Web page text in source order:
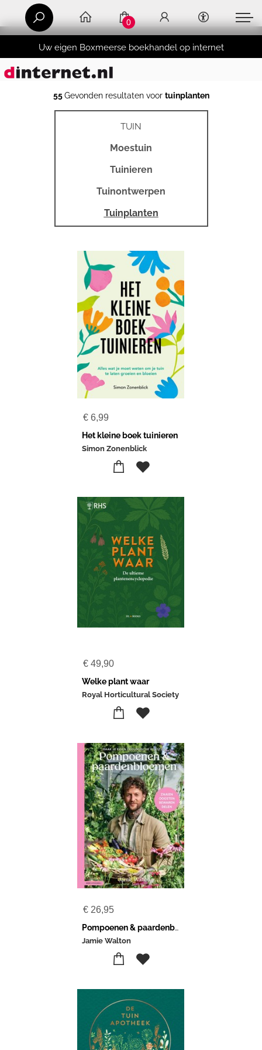
Uw eigen Boxmeerse boekhandel op internet
0
55Gevonden resultaten voor tuinplanten
TUIN
Moestuin
Tuinieren
Tuinontwerpen
Tuinplanten
€ 6,99
Het kleine boek tuinieren
Simon Zonenblick
€ 49,90
Welke plant waar
Royal Horticultural Society
€ 26,95
Pompoenen & paardenbloemen
Jamie Walton